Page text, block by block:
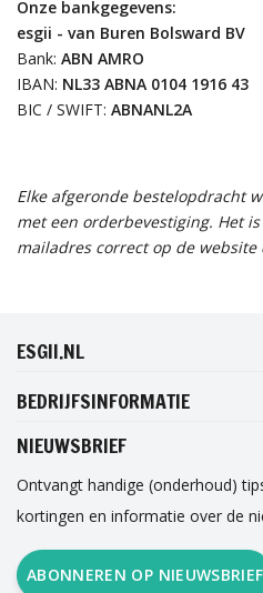
Onze bankgegevens:
esgii - van Buren Bolsward BV
Bank: ABN AMRO
IBAN: NL33 ABNA 0104 1916 43
BIC / SWIFT: ABNANL2A
Elke afgeronde bestelopdracht
met een orderbevestiging. Het
mailadres correct op de website
ESGII.NL
BEDRIJFSINFORMATIE
NIEUWSBRIEF
Ontvangt handige (onderhoud)
kortingen en informatie over de
ABONNEREN OP NIEUWSBRIEF